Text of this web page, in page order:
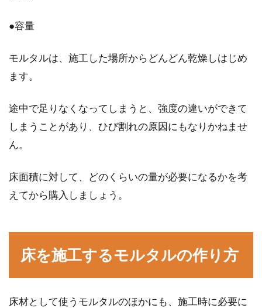
あまり聞きなれない「濡縁」（ぬれえん）とい
マイホームを買う。人生を変えるといっても良
●容量
モルタルは、施工した場所からどんどん乾燥しはじめ
ます。
途中で足りなくなってしまうと、強度の違いができて
しまうことがあり、ひび割れの原因にもなりかねませ
ん。
床面積に対して、どのくらいの量が必要になるかを考
えてから購入しましょう。
床を施工するモルタルの作り方
床材として使うモルタルのほかにも、施工時に必要に